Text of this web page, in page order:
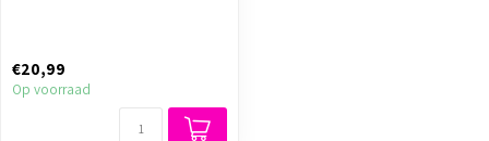
€20,99
Op voorraad